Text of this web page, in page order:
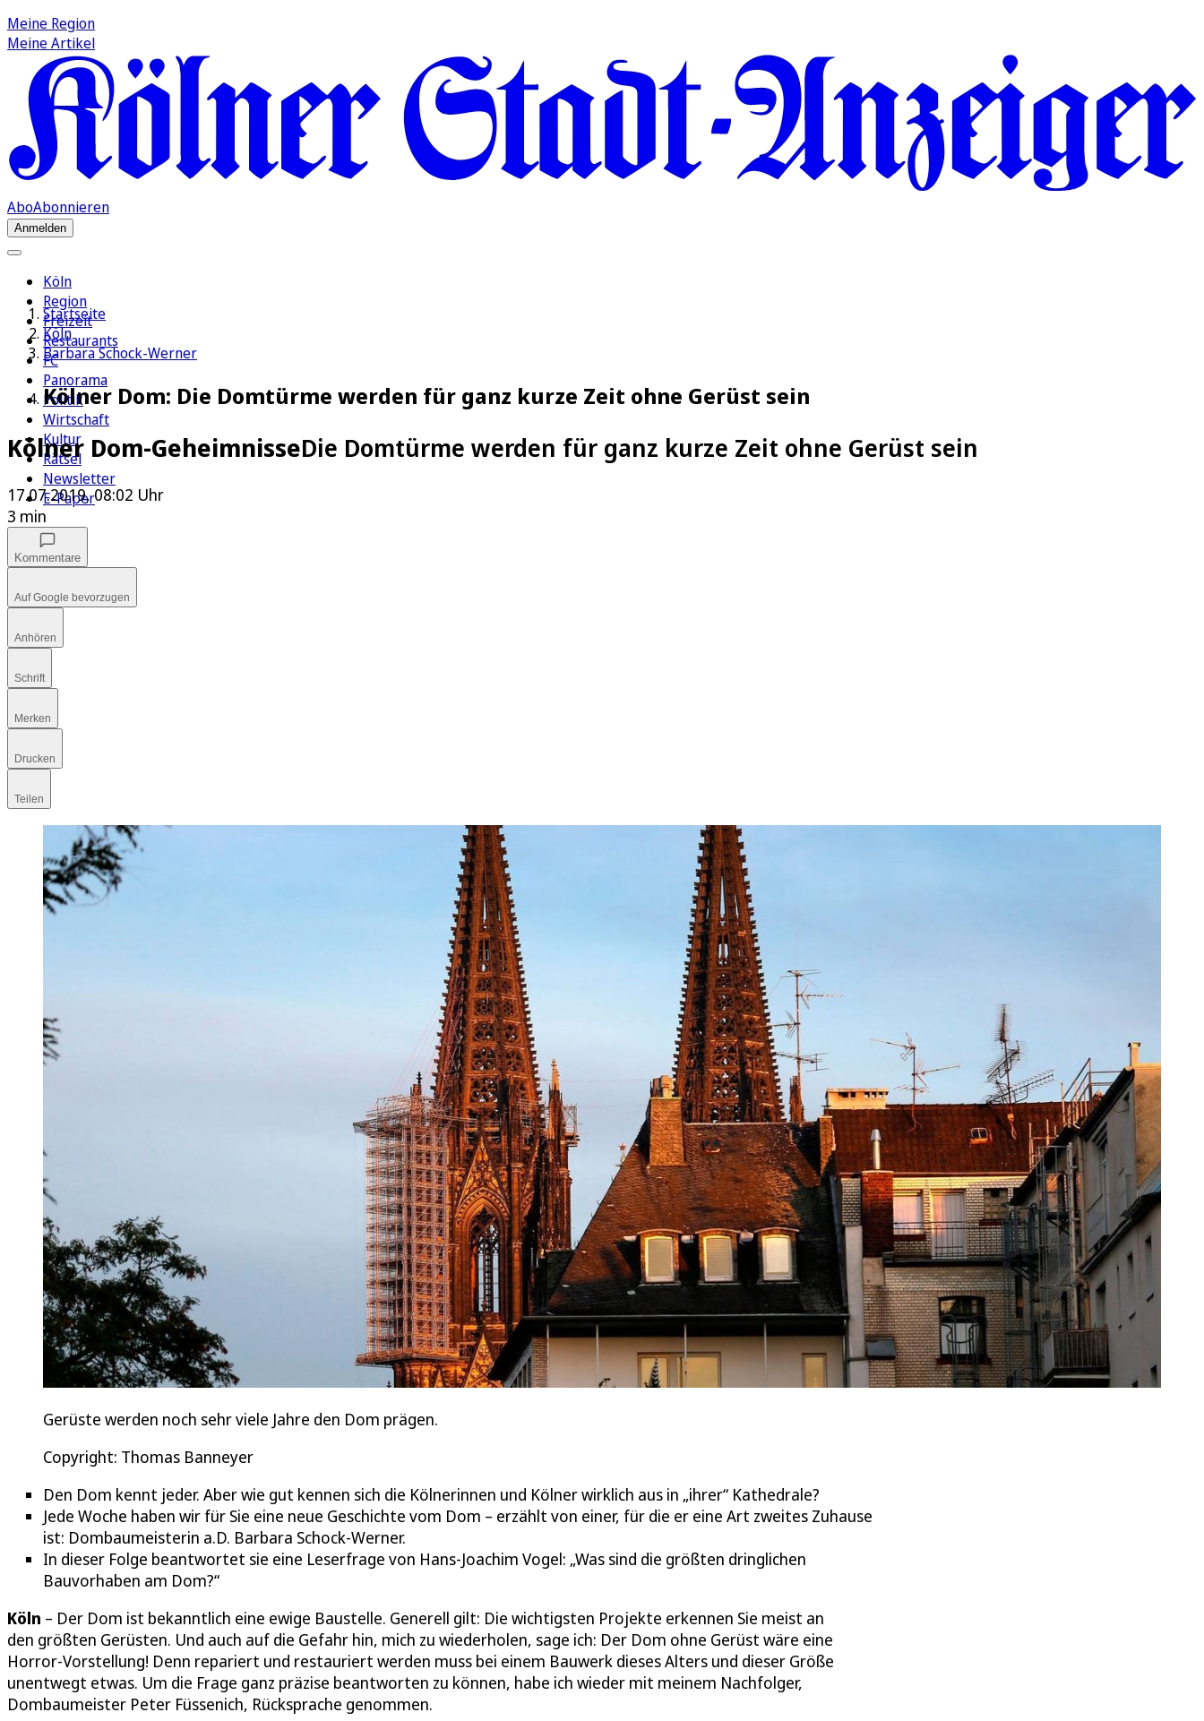
Meine Region
Meine Artikel
AboAbonnieren
Anmelden
Köln
Region
Freizeit
Restaurants
FC
Panorama
Politik
Wirtschaft
Kultur
Rätsel
Newsletter
E-Paper
Startseite
Köln
Barbara Schock-Werner
Kölner Dom: Die Domtürme werden für ganz kurze Zeit ohne Gerüst sein
Kölner Dom-GeheimnisseDie Domtürme werden für ganz kurze Zeit ohne Gerüst sein
17.07.2019, 08:02 Uhr
3 min
Kommentare
Auf Google bevorzugen
Anhören
Schrift
Merken
Drucken
Teilen
Gerüste werden noch sehr viele Jahre den Dom prägen.
Copyright: Thomas Banneyer
Den Dom kennt jeder. Aber wie gut kennen sich die Kölnerinnen und Kölner wirklich aus in „ihrer“ Kathedrale?
Jede Woche haben wir für Sie eine neue Geschichte vom Dom – erzählt von einer, für die er eine Art zweites Zuhause
ist: Dombaumeisterin a.D. Barbara Schock-Werner.
In dieser Folge beantwortet sie eine Leserfrage von Hans-Joachim Vogel: „Was sind die größten dringlichen
Bauvorhaben am Dom?“
Köln – Der Dom ist bekanntlich eine ewige Baustelle. Generell gilt: Die wichtigsten Projekte erkennen Sie meist an
den größten Gerüsten. Und auch auf die Gefahr hin, mich zu wiederholen, sage ich: Der Dom ohne Gerüst wäre eine
Horror-Vorstellung! Denn repariert und restauriert werden muss bei einem Bauwerk dieses Alters und dieser Größe
unentwegt etwas. Um die Frage ganz präzise beantworten zu können, habe ich wieder mit meinem Nachfolger,
Dombaumeister Peter Füssenich, Rücksprache genommen.